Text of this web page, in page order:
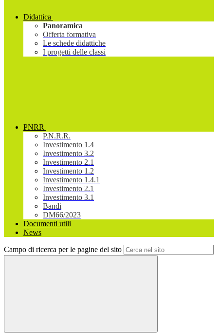
Didattica
Panoramica
Offerta formativa
Le schede didattiche
I progetti delle classi
PNRR
P.N.R.R.
Investimento 1.4
Investimento 3.2
Investimento 2.1
Investimento 1.2
Investimento 1.4.1
Investimento 2.1
Investimento 3.1
Bandi
DM66/2023
Documenti utili
News
Campo di ricerca per le pagine del sito